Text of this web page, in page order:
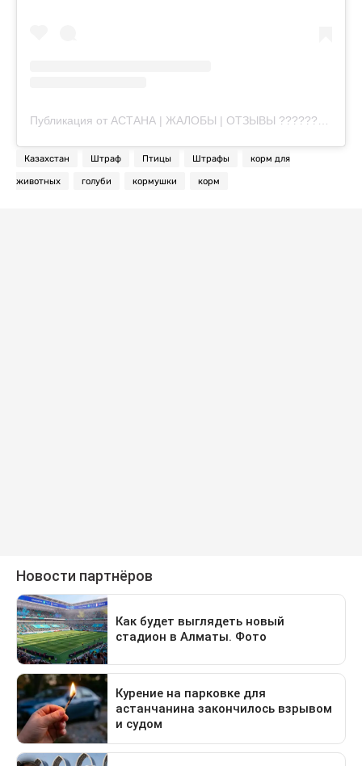
Публикация от АСТАНА | ЖАЛОБЫ | ОТЗЫВЫ ????????????️ (@zhaloby.astana)
Казахстан Штраф Птицы Штрафы корм для
животных голуби кормушки корм